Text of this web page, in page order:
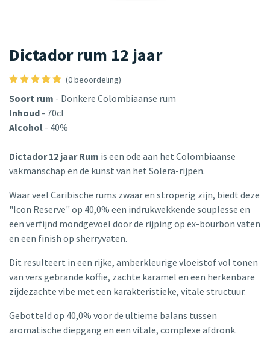
Dictador rum 12 jaar
(0 beoordeling)
Soort rum - Donkere Colombiaanse rum
Inhoud - 70cl
Alcohol - 40%
Dictador 12 jaar Rum is een ode aan het Colombiaanse
vakmanschap en de kunst van het Solera-rijpen.
Waar veel Caribische rums zwaar en stroperig zijn, biedt deze
"Icon Reserve" op 40,0% een indrukwekkende souplesse en
een verfijnd mondgevoel door de rijping op ex-bourbon vaten
en een finish op sherryvaten.
Dit resulteert in een rijke, amberkleurige vloeistof vol tonen
van vers gebrande koffie, zachte karamel en een herkenbare
zijdezachte vibe met een karakteristieke, vitale structuur.
Gebotteld op 40,0% voor de ultieme balans tussen
aromatische diepgang en een vitale, complexe afdronk.